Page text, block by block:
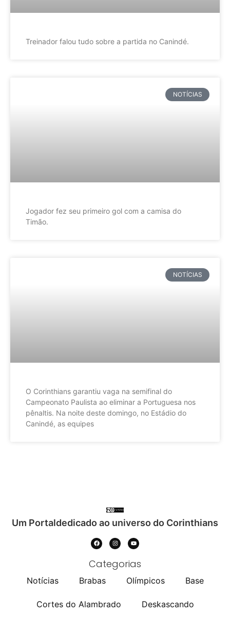
Treinador falou tudo sobre a partida no Canindé.
NOTÍCIAS
Jogador fez seu primeiro gol com a camisa do
Timão.
NOTÍCIAS
O Corinthians garantiu vaga na semifinal do
Campeonato Paulista ao eliminar a Portuguesa nos
pênaltis. Na noite deste domingo, no Estádio do
Canindé, as equipes
Um Portaldedicado ao universo do Corinthians
Categorias
Notícias Brabas Olímpicos Base
Cortes do Alambrado Deskascando